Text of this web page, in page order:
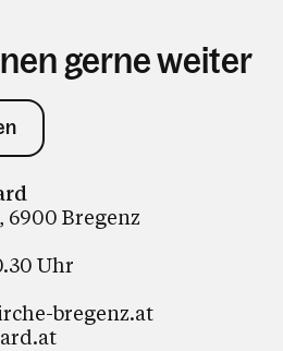
gerne weiter
6900 Bregenz
Uhr
bregenz.at